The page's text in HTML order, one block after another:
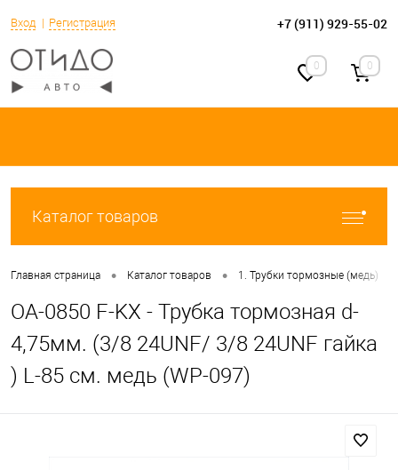
Вход Регистрация +7 (911) 929-55-02
0 0
Каталог товаров
Главная страница • Каталог товаров • 1. Трубки тормозные (медь)
OA-0850 F-KX - Трубка тормозная d-
4,75мм. (3/8 24UNF/ 3/8 24UNF гайка
) L-85 см. медь (WP-097)